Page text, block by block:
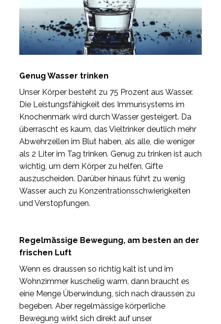
Genug Wasser trinken
Unser Körper besteht zu 75 Prozent aus Wasser.
Die Leistungsfähigkeit des Immunsystems im
Knochenmark wird durch Wasser gesteigert. Da
überrascht es kaum, das Vieltrinker deutlich mehr
Abwehrzellen im Blut haben, als alle, die weniger
als 2 Liter im Tag trinken. Genug zu trinken ist auch
wichtig, um dem Körper zu helfen, Gifte
auszuscheiden. Darüber hinaus führt zu wenig
Wasser auch zu Konzentrationsschwierigkeiten
und Verstopfungen.
Regelmässige Bewegung, am besten an der
frischen Luft
Wenn es draussen so richtig kalt ist und im
Wohnzimmer kuschelig warm, dann braucht es
eine Menge Überwindung, sich nach draussen zu
begeben. Aber regelmässige körperliche
Bewegung wirkt sich direkt auf unser